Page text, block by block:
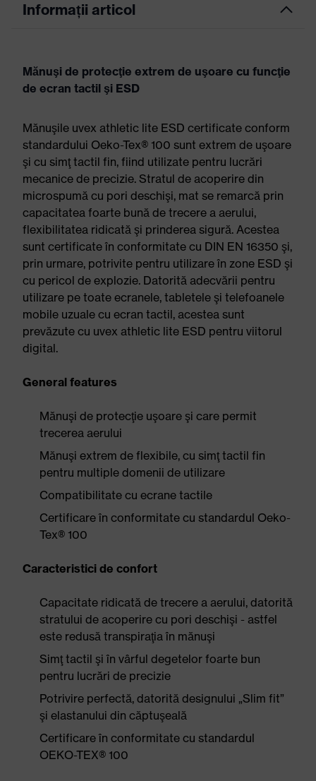
Informații articol
Mănuşi de protecţie extrem de uşoare cu funcţie
de ecran tactil şi ESD
Mănuşile uvex athletic lite ESD certificate conform
standardului Oeko-Tex® 100 sunt extrem de uşoare
şi cu simţ tactil fin, fiind utilizate pentru lucrări
mecanice de precizie. Stratul de acoperire din
microspumă cu pori deschişi, mat se remarcă prin
capacitatea foarte bună de trecere a aerului,
flexibilitatea ridicată şi prinderea sigură. Acestea
sunt certificate în conformitate cu DIN EN 16350 şi,
prin urmare, potrivite pentru utilizare în zone ESD şi
cu pericol de explozie. Datorită adecvării pentru
utilizare pe toate ecranele, tabletele şi telefoanele
mobile uzuale cu ecran tactil, acestea sunt
prevăzute cu uvex athletic lite ESD pentru viitorul
digital.
General features
Mănuşi de protecţie uşoare şi care permit
trecerea aerului
Mănuşi extrem de flexibile, cu simţ tactil fin
pentru multiple domenii de utilizare
Compatibilitate cu ecrane tactile
Certificare în conformitate cu standardul Oeko-
Tex® 100
Caracteristici de confort
Capacitate ridicată de trecere a aerului, datorită
stratului de acoperire cu pori deschişi - astfel
este redusă transpiraţia în mănuşi
Simţ tactil şi în vârful degetelor foarte bun
pentru lucrări de precizie
Potrivire perfectă, datorită designului „Slim fit”
şi elastanului din căptuşeală
Certificare în conformitate cu standardul
OEKO-TEX® 100